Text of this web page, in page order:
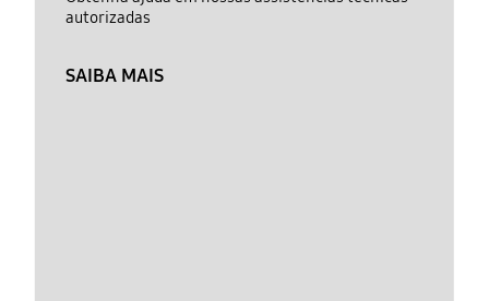
autorizadas
SAIBA MAIS